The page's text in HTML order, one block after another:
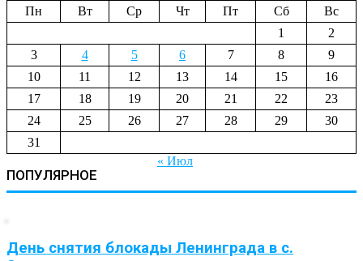
Пн
Вт Ср Чт Пт Сб
Вс
1
2
3
4 5 6 7 8
9
10
11 12 13 14 15
16
17
18 19 20 21 22
23
24
25 26 27 28 29
30
31
« Июл
ПОПУЛЯРНОЕ
День снятия блокады Ленинграда в с.